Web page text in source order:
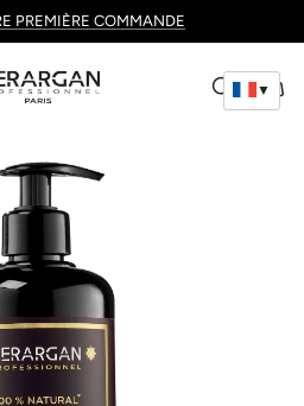
PREMIÈRE COMMANDE
▼